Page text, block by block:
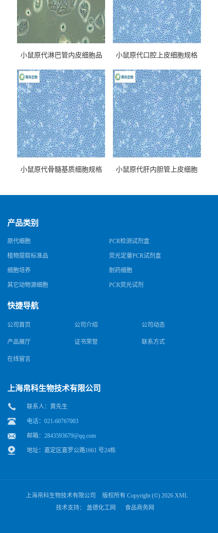
小鼠原代淋巴管内皮细胞品
小鼠原代口腔上皮细胞规格
小鼠原代骨髓基质细胞规格
小鼠原代肝内胆管上皮细胞
产品类别
原代细胞 PCR检测试剂盒
植物提取标准品 荧光定量PCR试剂盒
细胞培养 耐药细胞
其它动物源细胞 PCR荧光试剂
快捷导航
公司首页 公司介绍 公司动态
产品展厅 证书荣誉 联系方式
在线留言
上海帛科生物技术有限公司
联系人：黄先生
电话：021-60767003
邮箱： 2843593679@qq.com
地址：嘉定区嘉罗公路1661 号24栋
上海帛科生物技术有限公司 版权所有 Copyright (©) 2026 XML
技术支持： 盖德化工网 食品商务网